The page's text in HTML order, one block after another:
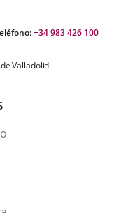
+34 983 426 100
Valladolid